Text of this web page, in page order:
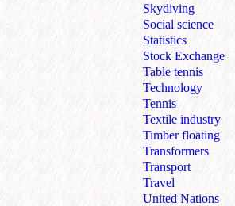
Skydiving
Social science
Statistics
Stock Exchange
Table tennis
Technology
Tennis
Textile industry
Timber floating
Transformers
Transport
Travel
United Nations